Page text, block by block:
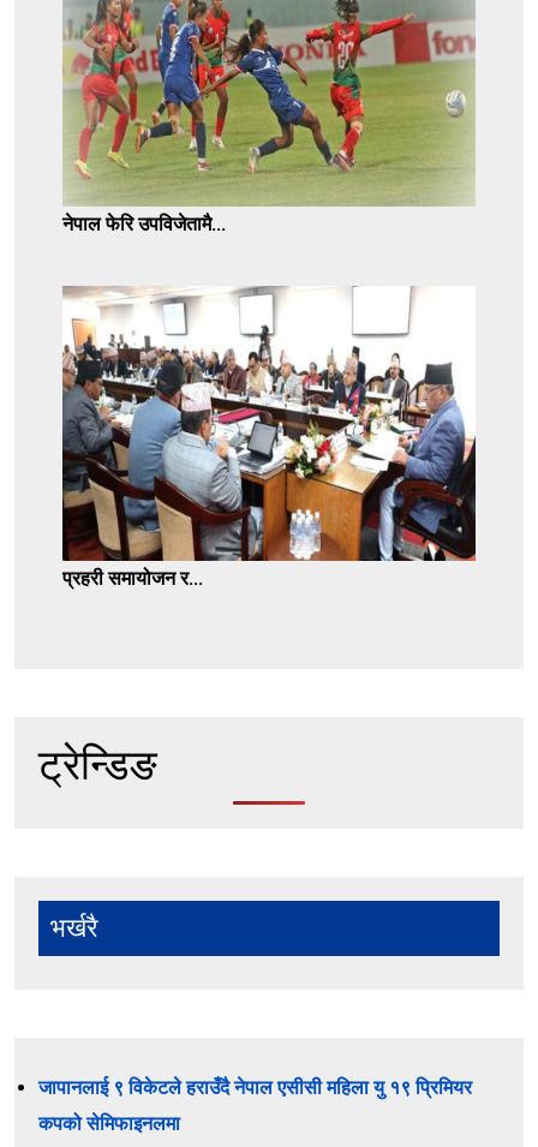
नेपाल फेरि उपविजेतामै...
प्रहरी समायोजन र...
ट्रेन्डिङ
भर्खरै
जापानलाई ९ विकेटले हराउँदै नेपाल एसीसी महिला यु १९ प्रिमियर
कपको सेमिफाइनलमा